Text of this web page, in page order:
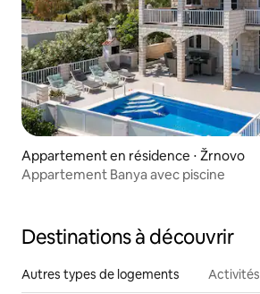
Appartement en résidence ⋅ Žrnovo
Appartement Banya avec piscine
Destinations à découvrir
Autres types de logements Activités